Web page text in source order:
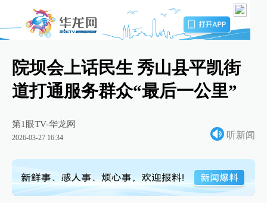
院坝会上话民生 秀山县平凯街
道打通服务群众“最后一公里”
第1眼TV-华龙网
2026-03-27 16:34 听新闻